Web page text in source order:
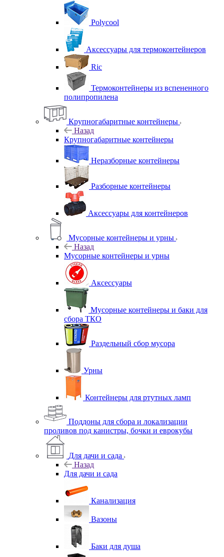
Polycool
Аксессуары для термоконтейнеров
Ric
Термоконтейнеры из вспененного
полипропилена
Крупногабаритные контейнеры
Назад
Крупногабаритные контейнеры
Неразборные контейнеры
Разборные контейнеры
Аксессуары для контейнеров
Мусорные контейнеры и урны
Назад
Мусорные контейнеры и урны
Аксессуары
Мусорные контейнеры и баки для
сбора ТКО
Раздельный сбор мусора
Урны
Контейнеры для ртутных ламп
Поддоны для сбора и локализации
проливов под канистры, бочки и еврокубы
Для дачи и сада
Назад
Для дачи и сада
Канализация
Вазоны
Баки для душа